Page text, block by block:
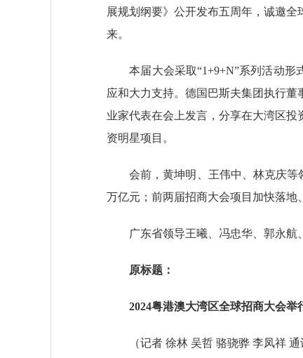
展规划纲要》公开发布五周年，诚邀
来。
本届大会采取“1+9+N”系列活动形
应和大力支持。德国巴斯夫集团执行
业家代表在会上发言，分享在大湾区
资明星项目。
会前，黄坤明、王伟中、林克庆等领
万亿元；前两届招商大会项目加快落地
广东省领导王曦、冯忠华、郭永航、
原标题：
2024粤港澳大湾区全球招商大会举
（记者 徐林 吴哲 骆骁骅 李凤祥 通